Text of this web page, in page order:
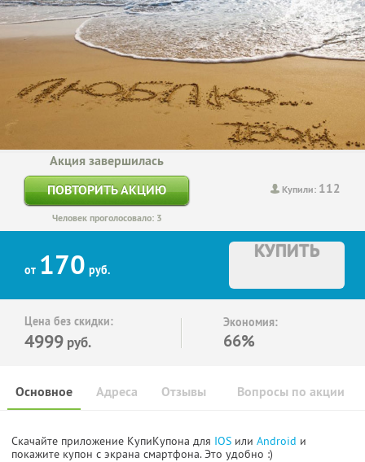
Купили: 112
Акция завершилась
ПОВТОРИТЬ АКЦИЮ
Человек проголосовало: 3
от 170 руб.
КУПИТЬ
Цена без скидки:
4999 руб.
Экономия:
66%
Основное Отзывы Вопросы по акции
Адреса
Скачайте приложение КупиКупона для IOS или Android и
покажите купон с экрана смартфона. Это удобно :)